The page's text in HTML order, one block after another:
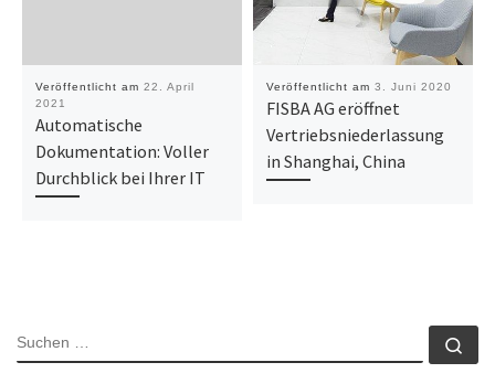
Veröffentlicht am 22. April
2021
Automatische
Dokumentation: Voller
Durchblick bei Ihrer IT
Veröffentlicht am 3. Juni 2020
FISBA AG eröffnet
Vertriebsniederlassung
in Shanghai, China
SUCHE